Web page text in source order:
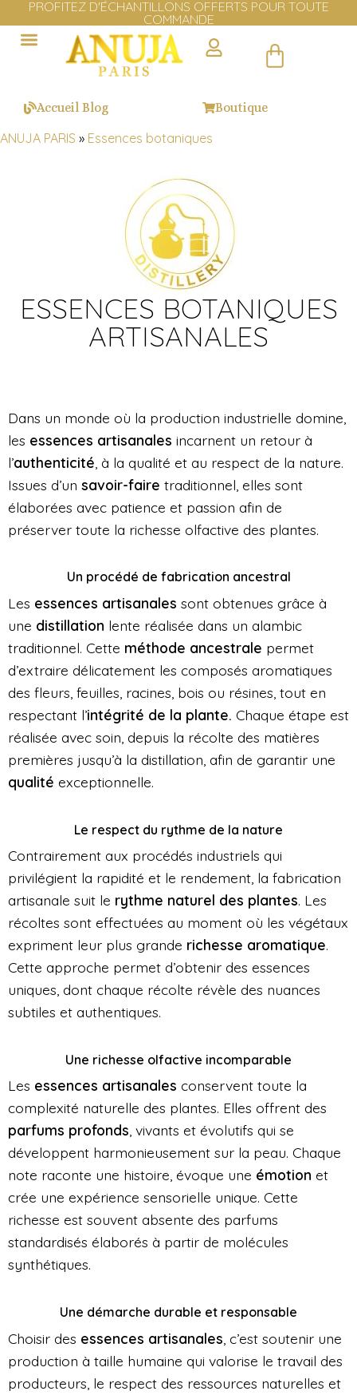
LIVRAISON GRATUITE EN EUROPE DÈS 100€ D'ACHAT
Cliquer ici
Accueil Blog Boutique
ANUJA PARIS » Essences botaniques
ESSENCES BOTANIQUES
ARTISANALES
Dans un monde où la production industrielle domine,
les essences artisanales incarnent un retour à
l’authenticité , à la qualité et au respect de la nature.
Issues d’un savoir-faire traditionnel, elles sont
élaborées avec patience et passion afin de
préserver toute la richesse olfactive des plantes.
Un procédé de fabrication ancestral
Les essences artisanales sont obtenues grâce à
une distillation lente réalisée dans un alambic
traditionnel. Cette méthode ancestrale permet
d’extraire délicatement les composés aromatiques
des fleurs, feuilles, racines, bois ou résines, tout en
respectant l’intégrité de la plante. Chaque étape est
réalisée avec soin, depuis la récolte des matières
premières jusqu’à la distillation, afin de garantir une
qualité exceptionnelle.
Le respect du rythme de la nature
Contrairement aux procédés industriels qui
privilégient la rapidité et le rendement, la fabrication
artisanale suit le rythme naturel des plantes. Les
récoltes sont effectuées au moment où les végétaux
expriment leur plus grande richesse aromatique.
Cette approche permet d’obtenir des essences
uniques, dont chaque récolte révèle des nuances
subtiles et authentiques.
Une richesse olfactive incomparable
Les essences artisanales conservent toute la
complexité naturelle des plantes. Elles offrent des
parfums profonds, vivants et évolutifs qui se
développent harmonieusement sur la peau. Chaque
note raconte une histoire, évoque une émotion et
crée une expérience sensorielle unique. Cette
richesse est souvent absente des parfums
standardisés élaborés à partir de molécules
synthétiques.
Une démarche durable et responsable
Choisir des essences artisanales , c’est soutenir une
production à taille humaine qui valorise le travail des
producteurs, le respect des ressources naturelles et